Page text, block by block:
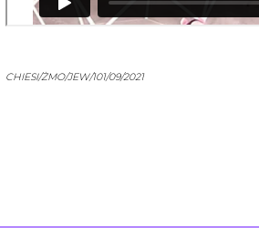
CHIESI/ŻMO/JEW/101/09/2021